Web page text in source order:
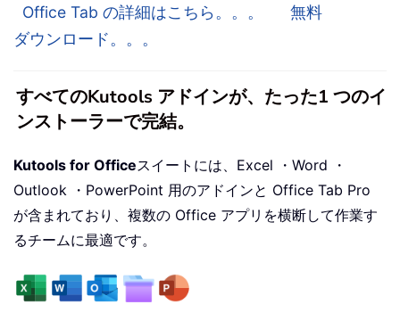
Office Tab の詳細はこちら。。。
無料
ダウンロード。。。
すべてのKutools アドインが、たった1 つのイ
ンストーラーで完結。
Kutools for Officeスイートには、Excel ・Word ・
Outlook ・PowerPoint 用のアドインと Office Tab Pro
が含まれており、複数の Office アプリを横断して作業す
るチームに最適です。